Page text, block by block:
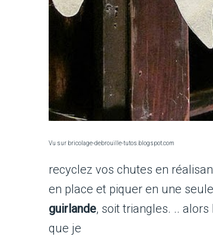
Vu sur bricolage-debrouille-tutos.blogspot.com
recyclez vos chutes en
en place et piquer en une seule
guirlande, soit triangles. ..
que je